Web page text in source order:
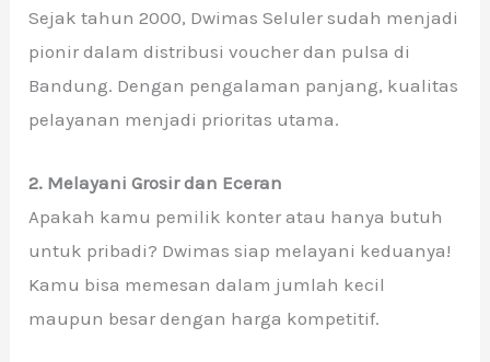
Sejak tahun 2000, Dwimas Seluler sudah menjadi
pionir dalam distribusi voucher dan pulsa di
Bandung. Dengan pengalaman panjang, kualitas
pelayanan menjadi prioritas utama.
2. Melayani Grosir dan Eceran
Apakah kamu pemilik konter atau hanya butuh
untuk pribadi? Dwimas siap melayani keduanya!
Kamu bisa memesan dalam jumlah kecil
maupun besar dengan harga kompetitif.